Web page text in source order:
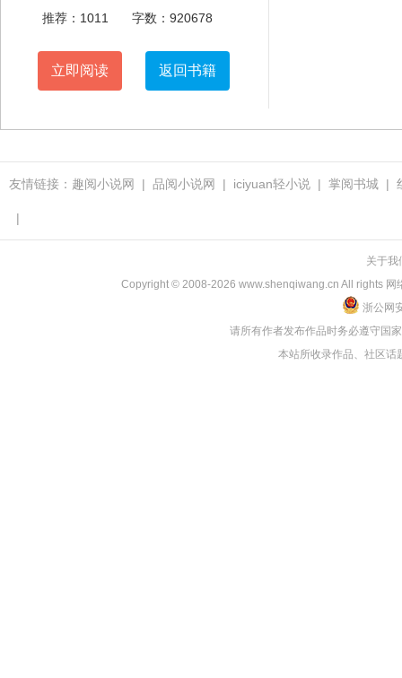
推荐：1011
字数：920678
立即阅读 返回书籍
友情链接： 趣阅小说网 | 品阅小说网 | iciyuan轻小说 | 掌阅书城 |
|
关于我
Copyright © 2008-2026 www.shenqiwang.cn All rights 网
浙公网
请所有作者发布作品时务必遵守国
本站所收录作品、社区话